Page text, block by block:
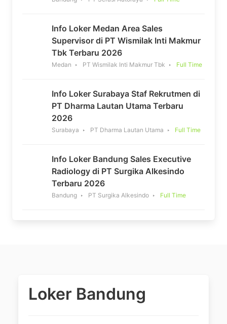
Info Loker Medan Area Sales
Supervisor di PT Wismilak Inti Makmur
Tbk Terbaru 2026
Medan PT Wismilak Inti Makmur Tbk Full Time
Info Loker Surabaya Staf Rekrutmen di
PT Dharma Lautan Utama Terbaru
2026
Surabaya PT Dharma Lautan Utama Full Time
Info Loker Bandung Sales Executive
Radiology di PT Surgika Alkesindo
Terbaru 2026
Bandung PT Surgika Alkesindo Full Time
Loker Bandung